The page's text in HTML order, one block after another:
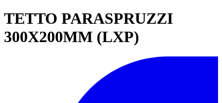
TETTO PARASPRUZZI
300X200MM (LXP)